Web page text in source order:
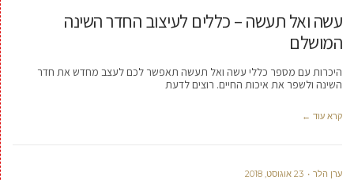
עשה ואל תעשה – כללים לעיצוב החדר השינה
המושלם
היכרות עם מספר כללי עשה ואל תעשה תאפשר לכם לעצב מחדש את חדר
השינה ולשפר את איכות החיים. רוצים לדעת
קרא עוד ←
ערן הלר 23 אוגוסט, 2018